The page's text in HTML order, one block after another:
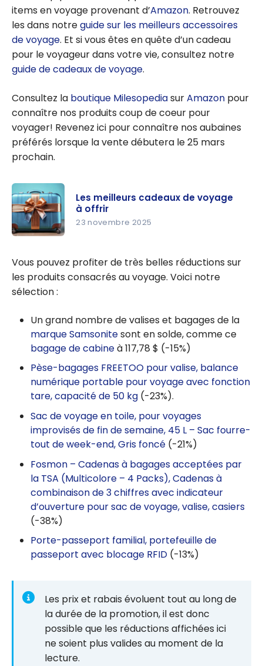
items en voyage provenant d’Amazon. Retrouvez
les dans notreguide sur les meilleurs accessoires
de voyage. Et si vous êtes en quête d’un cadeau
pour le voyageur dans votre vie, consultez notre
guide de cadeaux de voyage.
Consultez la boutique MilesopediasurAmazon pour
connaître nos produits coup de coeur pour
voyager! Revenez ici pour connaître nos aubaines
préférés lorsque la vente débutera le 25 mars
prochain.
meilleurs
cadeaux
de voyage
Les meilleurs cadeaux de voyage
à offrir
23 novembre 2025
Vous pouvez profiter de très belles réductions sur
les produits consacrés au voyage. Voici notre
sélection :
Un grand nombre de valises et bagages de la
marque Samsonitesont en solde, comme ce
bagage de cabineà 117,78 $ (-15%)
Pèse-bagages FREETOO pour valise, balance
numérique portable pour voyage avec fonction
tare, capacité de 50 kg (-23%).
Sac de voyage en toile, pour voyages
improvisés de fin de semaine, 45 L – Sac fourre-
tout de week-end, Gris foncé (-21%)
Fosmon – Cadenas à bagages acceptées par
la TSA (Multicolore – 4 Packs), Cadenas à
combinaison de 3 chiffres avec indicateur
d’ouverture pour sac de voyage, valise, casiers
(-38%)
Porte-passeport familial, portefeuille de
passeport avec blocage RFID (-13%)
Les prix et rabais évoluent tout au long de
la durée de la promotion, il est donc
possible que les réductions affichées ici
ne soient plus valides au moment de la
lecture.